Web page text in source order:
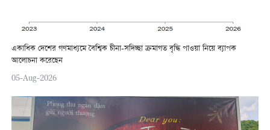
একাধিক দেশের গণমাধ্যমে বৈশ্বিক চীনা-সদিচ্ছা ক্রমাগত বৃদ্ধি পাওয়া নিয়ে ব্যাপক
আলোচনা করেছেন
05-Aug-2026